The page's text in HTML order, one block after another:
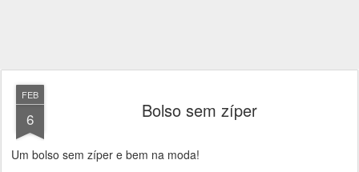
FEB
6 Bolso sem zíper
Um bolso sem zíper e bem na moda!